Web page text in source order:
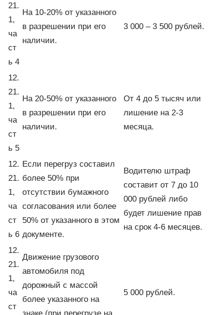
21.
1,
ча
ст
ь 4
На 10-20% от указанного
в разрешении при его
наличии.
3 000 – 3 500 рублей.
12.
21.
1,
ча
ст
ь 5
На 20-50% от указанного
в разрешении при его
наличии.
От 4 до 5 тысяч или
лишение на 2-3
месяца.
12.
21.
1,
ча
ст
ь 6
Если перегруз составил
более 50% при
отсутствии бумажного
согласования или более
50% от указанного в этом
документе.
Водителю штраф
составит от 7 до 10
000 рублей либо
будет лишение прав
на срок 4-6 месяцев.
12.
21.
1,
ча
ст
Движение грузового
автомобиля под
дорожный с массой
более указанного на
5 000 рублей.